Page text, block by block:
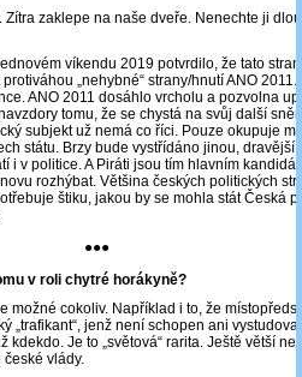
Zítra zaklepe na naše dveře. Nenechte ji
víkendu 2019 potvrdilo, že tato
„nehybné“ strany/hnutí ANO 2011.
ANO 2011 dosáhlo vrcholu a pozvolna
tomu, že se chystá na svůj další
subjekt už nemá co říci. Pouze okupuje
státu. Brzy bude vystřídáno jinou, dravější
i v politice. A Piráti jsou tím hlavním
rozhýbat. Většina českých politických
štiku, jakou by se mohla stát Česká
●●●
v roli chytré horákyně?
možné cokoliv. Například i to, že
„trafikant“, jenž není schopen ani
kdekdo. Je to „světová“ rarita. Ještě větší
vlády.